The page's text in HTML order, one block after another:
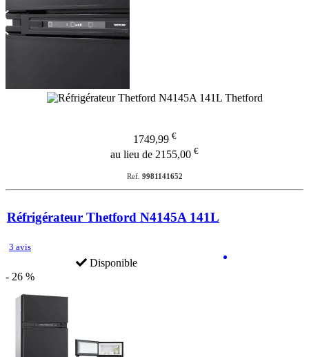
1749,99 €
au lieu de 2155,00 €
Ref. 9981141652
Réfrigérateur Thetford N4145A 141L
3 avis
Disponible
- 26 %